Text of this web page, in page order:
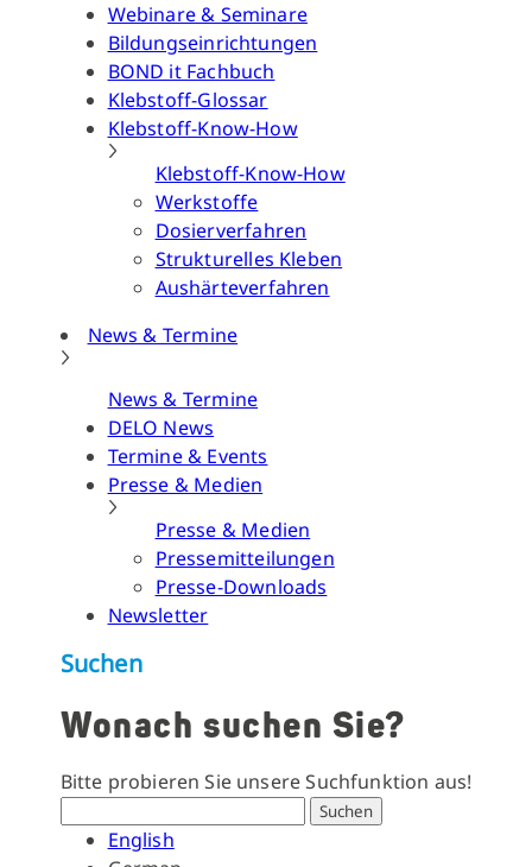
Webinare & Seminare
Bildungseinrichtungen
BOND it Fachbuch
Klebstoff-Glossar
Klebstoff-Know-How
Klebstoff-Know-How
Werkstoffe
Dosierverfahren
Strukturelles Kleben
Aushärteverfahren
News & Termine
News & Termine
DELO News
Termine & Events
Presse & Medien
Presse & Medien
Pressemitteilungen
Presse-Downloads
Newsletter
Suchen
Wonach suchen Sie?
Bitte probieren Sie unsere Suchfunktion aus!
Suchen
English